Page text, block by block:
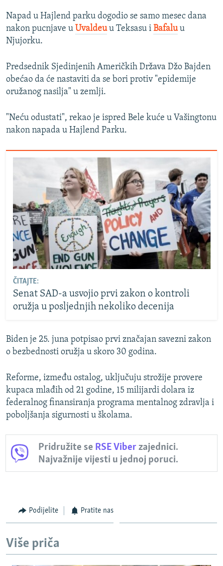
Napad u Hajlend parku dogodio se samo mesec dana
nakon pucnjave u Uvaldeuu Teksasu i Bafaluu
Njujorku.
Predsednik Sjedinjenih Američkih Država Džo Bajden
obećao da će nastaviti da se bori protiv "epidemije
oružanog nasilja" u zemlji.
"Neću odustati", rekao je ispred Bele kuće u Vašingtonu
nakon napada u Hajlend Parku.
ČITAJTE:
Senat SAD-a usvojio prvi zakon o kontroli
oružja u posljednjih nekoliko decenija
Biden je 25. juna potpisao prvi značajan savezni zakon
o bezbednosti oružja u skoro 30 godina.
Reforme, između ostalog, uključuju strožije provere
kupaca mlađih od 21 godine, 15 milijardi dolara iz
federalnog finansiranja programa mentalnog zdravlja i
poboljšanja sigurnosti u školama.
Pridružite se RSE Viberzajednici.
Najvažnije vijesti u jednoj poruci.
Podijelite Pratite nas
Više priča